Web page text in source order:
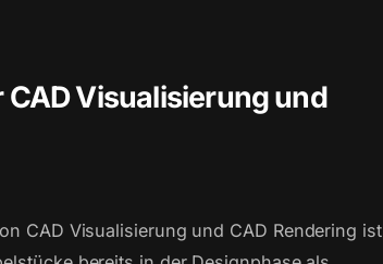
Visualisierung und
CAD Visualisierung und CAD Rendering ist